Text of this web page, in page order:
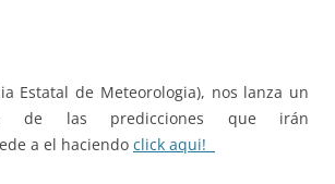
Estatal de Meteorologia), nos lanza un
de las predicciones que irán
a el haciendo click aqui!